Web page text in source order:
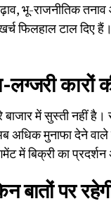
भू-राजनीतिक
फिलहाल टाल दिए
लग्जरी कारों
बाजार में सुस्ती नहीं
अधिक मुनाफा देने
में बिक्री का
बातों पर